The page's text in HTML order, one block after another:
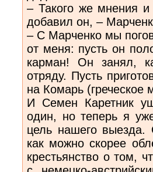
– Такого же мнения
добавил он, –
– С Марченко мы
от меня: пусть он
карман! Он занял,
отряду. Пусть
на Комарь (греческое
И Семен Каретник
один, но теперь я
цель нашего
как можно скорее
крестьянство о том,